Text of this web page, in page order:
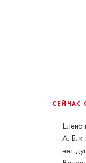
СЕЙЧАС
Елена
А. Б. к
нет